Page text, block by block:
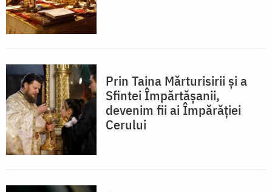
Prin Taina Mărturisirii și a
Sfintei Împărtășanii,
devenim fii ai Împărăției
Cerului